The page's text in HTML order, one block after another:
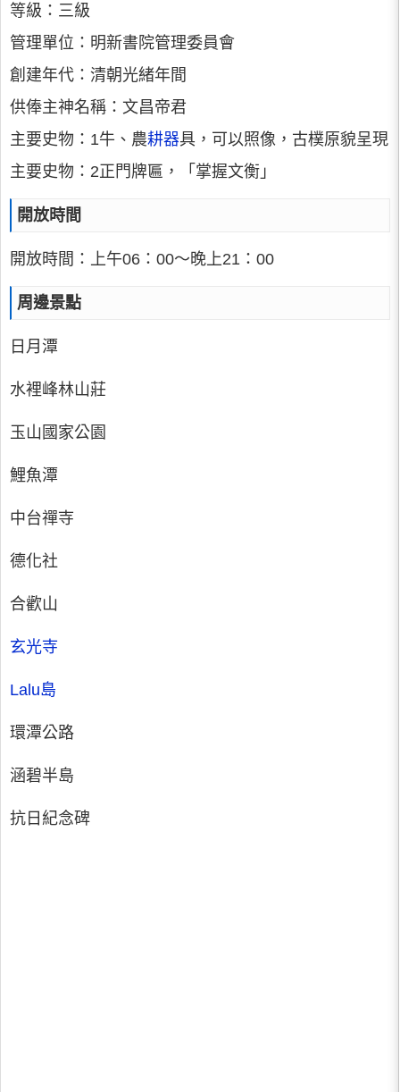
等級：三級
管理單位：明新書院管理委員會
創建年代：清朝光緒年間
供俸主神名稱：文昌帝君
主要史物：1牛、農耕器具，可以照像，古樸原貌呈現
主要史物：2正門牌匾，「掌握文衡」
開放時間
開放時間：上午06：00～晚上21：00
周邊景點
日月潭
水裡峰林山莊
玉山國家公園
鯉魚潭
中台禪寺
德化社
合歡山
玄光寺
Lalu島
環潭公路
涵碧半島
抗日紀念碑